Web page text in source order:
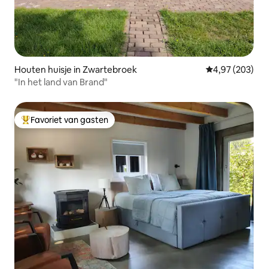
Houten huisje in Zwartebroek Gemiddelde
4,97 (203)
"In het land van Brand"
Topfavoriet van gasten
Favoriet van gasten